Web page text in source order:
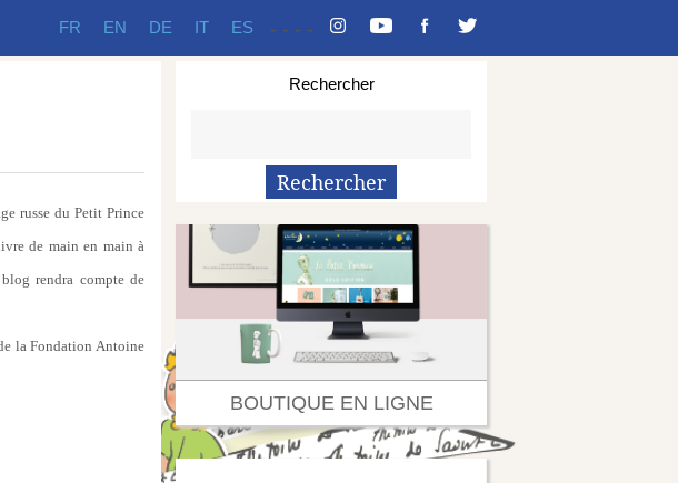
- - - -
FR EN DE IT ES
russe du Petit Prince
de main en main à
rendra compte de
la Fondation Antoine
Rechercher
BOUTIQUE EN LIGNE